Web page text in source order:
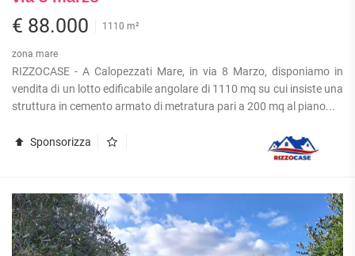
€ 88.000 1110 m²
zona mare
RIZZOCASE - A Calopezzati Mare, in via 8 Marzo, disponiamo in
vendita di un lotto edificabile angolare di 1110 mq su cui insiste una
struttura in cemento armato di metratura pari a 200 mq al piano...
Sponsorizza